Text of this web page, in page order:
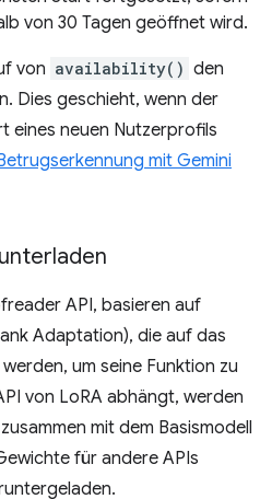
von 30 Tagen geöffnet wird.
von availability() den
Dies geschieht, wenn der
eines neuen Nutzerprofils
mit Gemini
API, basieren auf
Adaptation), die auf das
um seine Funktion zu
von LoRA abhängt, werden
mit dem Basismodell
für andere APIs